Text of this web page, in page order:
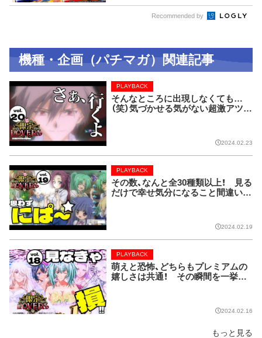
Recommended by
機種・企画（パチマガ）関連記事
そんなところに出現しなくても…
（笑）気づかせる気がない超激アツ演
PLAYBACK
2024.02.23
その数、なんと全30種類以上！ 見る
だけで幸せ気分になること間違いな
PLAYBACK
2024.02.19
萌えと恐怖、どちらもプレミアムの
嬉しさは共通！ その瞬間を一挙ま
PLAYBACK
2024.02.16
もっと見る